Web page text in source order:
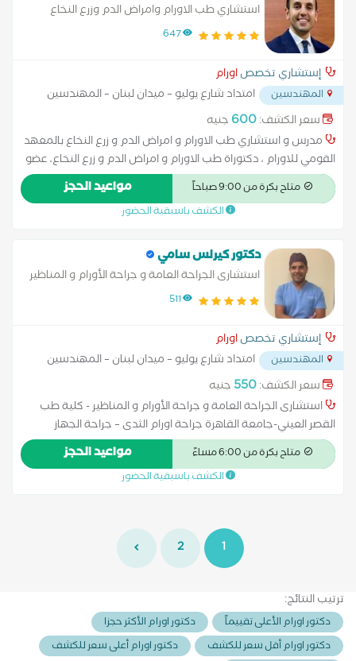
تعكس هذه الزمالة الدولية التزامه بتطبيق أحدث البروتوكولات
العلاجية المعتمدة عالمياً واتباع المعايير الأوروبية في رعاية المرضى
يجعله مطلعاً بصفة دائمة على نتائج الأبحاث السريرية والعلاجات
الموجهة والمناعية الحديثة.
استشاري طب الاورام وامراض الدم وزرع النخاع
647
إستشاري تخصصاورام
المهندسين
امتداد شارع يوليو – ميدان لبنان – المهندسين
سعر الكشف:600 جنيه
مدرس و استشاري طب الاورام و امراض الدم و زرع النخاع بالمعهد
القومي للاورام ، دكتوراة طب الاورام و امراض الدم و زرع النخاع، عضو
في الجمعية الأوروبية لطب الأورام ESMO, عضو في الجمعية
الأمريكية للاورام ASCO
متاح بكرة من 9:00 صباحاً مواعيد الحجز
الكشف باسبقية الحضور
دكتور كيرلس سامي
استشارى الجراحة العامة و جراحة الأورام و المناظير
511
إستشاري تخصصاورام
المهندسين
امتداد شارع يوليو – ميدان لبنان – المهندسين
سعر الكشف:550 جنيه
استشارى الجراحة العامة و جراحة الأورام و المناظير - كلية طب
القصر العيني-جامعة القاهرة جراحة اورام الثدى – جراحة الجهاز
الهضمى – جراحة البطن – جراحة عامة بالغين واطفال
متاح بكرة من 6:00 مساءً مواعيد الحجز
الكشف باسبقية الحضور
1
2
ترتيب النتائج:
دكتور اورام الأعلى تقييماً
دكتور اورام الأكثر حجزا
دكتور اورام أقل سعر للكشف
دكتور اورام أعلى سعر للكشف